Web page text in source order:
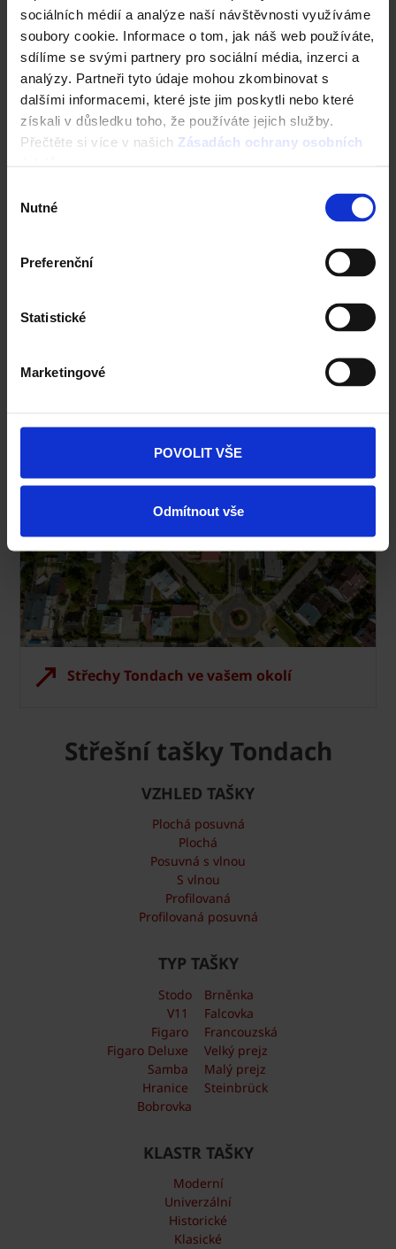
sociálních médií a analýze naší návštěvnosti využíváme
soubory cookie. Informace o tom, jak náš web používáte,
sdílíme se svými partnery pro sociální média, inzerci a
analýzy. Partneři tyto údaje mohou zkombinovat s
dalšími informacemi, které jste jim poskytli nebo které
získali v důsledku toho, že používáte jejich služby.
Přečtěte si více v našich Zásadách ochrany osobních
souhlasu
Nutné
Preferenční
Statistické
Marketingové
POVOLIT VŠE
Odmítnout vše
Střechy Tondach ve vašem okolí
Střešní tašky Tondach
VZHLED TAŠKY
Plochá posuvná
Plochá
Posuvná s vlnou
S vlnou
Profilovaná
Profilovaná posuvná
TYP TAŠKY
Stodo
V11
Figaro
Figaro Deluxe
Samba
Hranice
Bobrovka
Brněnka
Falcovka
Francouzská
Velký prejz
Malý prejz
Steinbrück
KLASTR TAŠKY
Moderní
Univerzální
Historické
Klasické